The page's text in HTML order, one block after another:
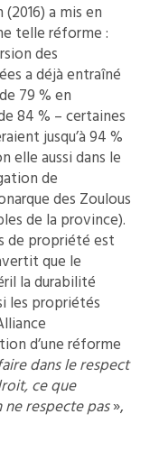
a mis en
telle réforme :
des
a déjà entraîné
79 % en
84 % – certaines
jusqu’à 94 %
elle aussi dans le
de
des Zoulous
de la province).
de propriété est
que le
la durabilité
les propriétés
d’une réforme
dans le respect
ce que
respecte pas»,